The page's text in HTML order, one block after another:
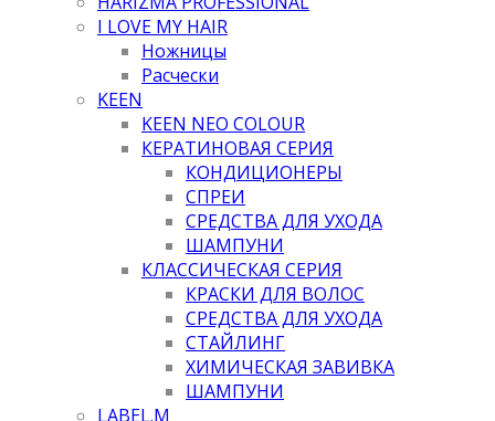
I LOVE MY HAIR
Ножницы
Расчески
KEEN
KEEN NEO COLOUR
КЕРАТИНОВАЯ СЕРИЯ
КОНДИЦИОНЕРЫ
СПРЕИ
СРЕДСТВА ДЛЯ УХОДА
ШАМПУНИ
КЛАССИЧЕСКАЯ СЕРИЯ
КРАСКИ ДЛЯ ВОЛОС
СРЕДСТВА ДЛЯ УХОДА
СТАЙЛИНГ
ХИМИЧЕСКАЯ ЗАВИВКА
ШАМПУНИ
LABEL.M